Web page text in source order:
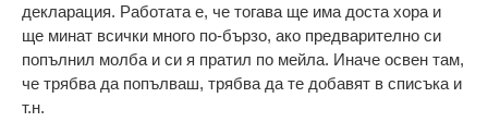
декларация. Работата е, че тогава ще има доста хора и
ще минат всички много по-бързо, ако предварително си
попълнил молба и си я пратил по мейла. Иначе освен там,
че трябва да попълваш, трябва да те добавят в списъка и
т.н.